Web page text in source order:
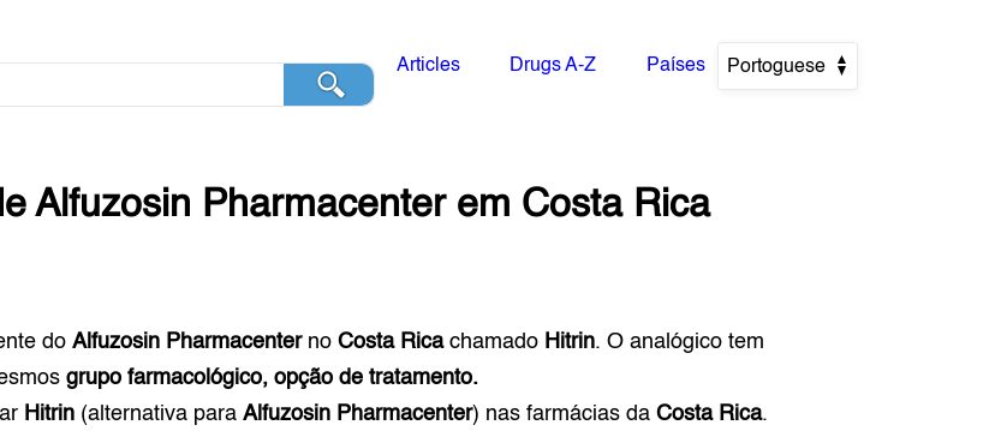
Articles Drugs A-Z Países Portoguese
Alfuzosin Pharmacenterem Costa Rica
doAlfuzosin PharmacenternoCosta Ricachamado Hitrin. O analógico tem
grupo farmacológico, opção de tratamento.
Hitrin (alternativa paraAlfuzosin Pharmacenter) nas farmácias daCosta Rica.